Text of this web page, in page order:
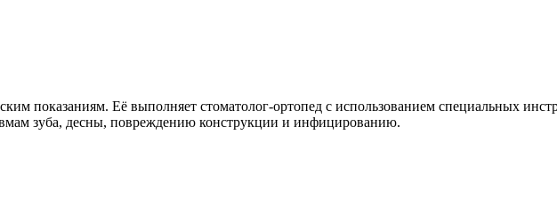
показаниям. Её выполняет стоматолог-ортопед с использованием специальных
зуба, десны, повреждению конструкции и инфицированию.